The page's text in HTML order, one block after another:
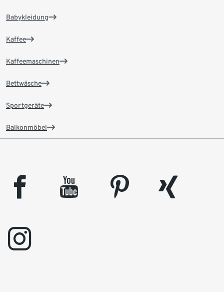
Babykleidung
Kaffee
Kaffeemaschinen
Bettwäsche
Sportgeräte
Balkonmöbel
facebook youtube pinterest
xing
instagram